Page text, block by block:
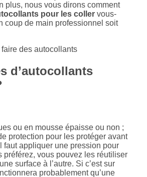
plus, nous vous dirons comment
pour les coller vous-
coup de main professionnel soit
d’autocollants
ou en mousse épaisse ou non ;
protection pour les protéger avant
faut appliquer une pression pour
préférez, vous pouvez les réutiliser
surface à l’autre. Si c’est sur
probablement qu’une